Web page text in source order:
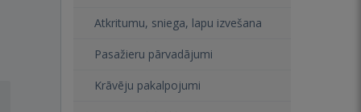
Atkritumu, sniega, lapu izvešana
Pasažieru pārvadājumi
Krāvēju pakalpojumi